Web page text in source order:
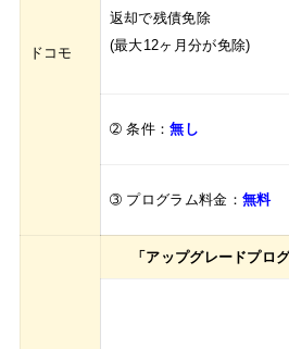
ドコモ
返却で残債免除
(最大12ヶ月分が免除)
➁ 条件：無し
➂ プログラム料金： 無料
「アップグレードプロ